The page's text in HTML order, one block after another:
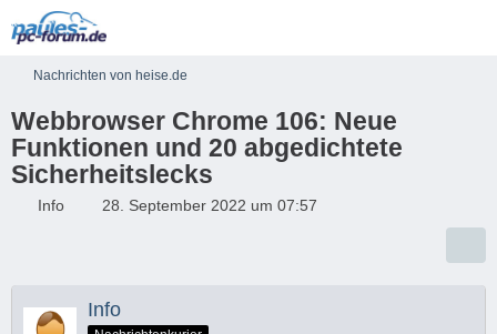
Nachrichten von heise.de
Webbrowser Chrome 106: Neue
Funktionen und 20 abgedichtete
Sicherheitslecks
Info 28. September 2022 um 07:57
Info